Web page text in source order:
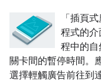
「插頁
程式的
程中的
關卡間的暫停時間。
選擇輕觸廣告前往到